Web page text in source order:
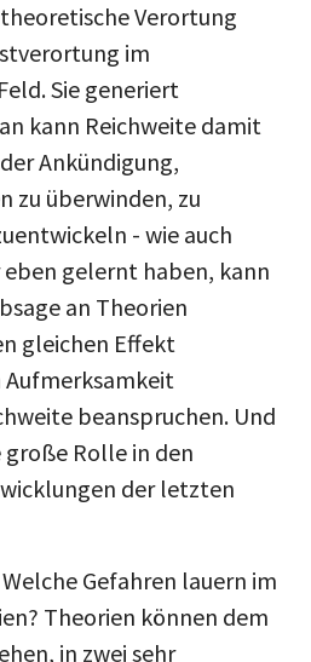
Verortung
im
Sie generiert
kann Reichweite damit
Ankündigung,
zu überwinden, zu
- wie auch
eben gelernt haben, kann
an Theorien
gleichen Effekt
beanspruchen. Und
große Rolle in den
der letzten
Gefahren lauern im
Theorien können dem
in zwei sehr